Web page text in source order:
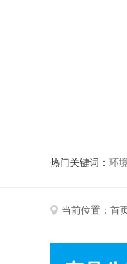
热门关键词： 环
当前位置： 首